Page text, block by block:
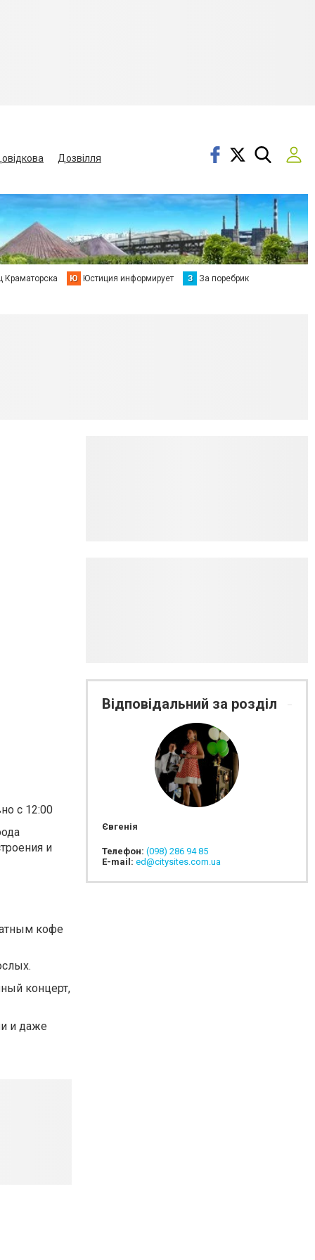
Дозвілля
Краматорска Ю Юстиция информирует З За поребрик
с 12:00
и
кофе
концерт,
и даже
Відповідальний за розділ
Євгенія
Телефон: (098) 286 94 85
E-mail: ed@citysites.com.ua